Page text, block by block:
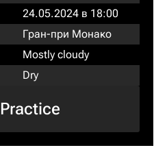
24.05.2024 в 18:00
Гран-при Монако
Mostly cloudy
Dry